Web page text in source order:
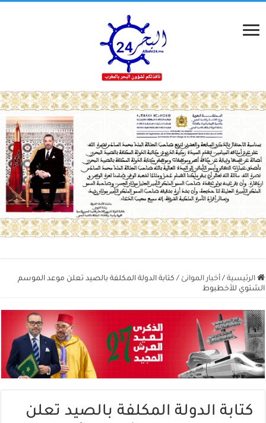
الرئيسية / أخبار الموانئ / كتابة الدولة المكلفة بالصيد تعلن موعد الموسم
الشتوي للأخطبوط
كتابة الدولة المكلفة بالصيد تعلن